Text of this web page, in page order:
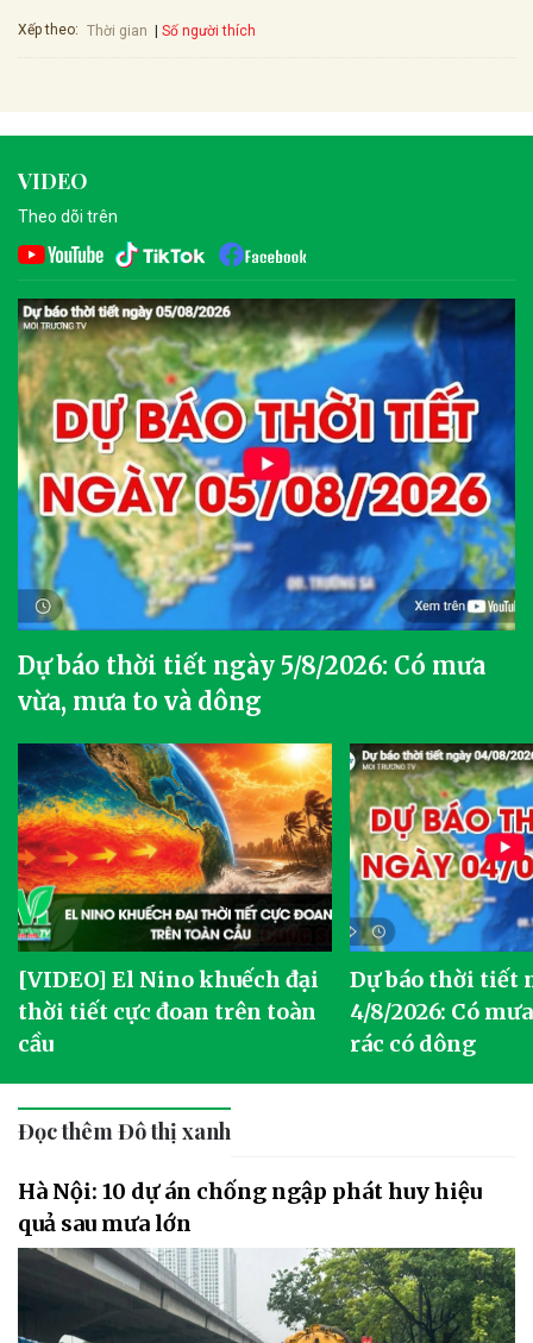
Xếp theo: Thời gian Số người thích
VIDEO
Theo dõi trên
Dự báo thời tiết ngày 5/8/2026: Có mưa
vừa, mưa to và dông
[VIDEO] El Nino khuếch đại
thời tiết cực đoan trên toàn
cầu
Dự báo thời tiết
4/8/2026: Có
rác có dông
Đọc thêm Đô thị xanh
Hà Nội: 10 dự án chống ngập phát huy hiệu
quả sau mưa lớn